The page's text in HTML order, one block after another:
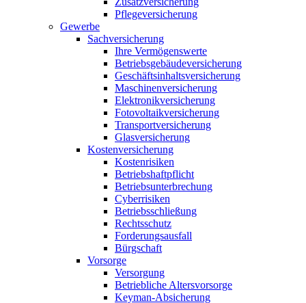
Pflegeversicherung
Gewerbe
Sachversicherung
Ihre Vermögenswerte
Betriebsgebäudeversicherung
Geschäftsinhaltsversicherung
Maschinenversicherung
Elektronikversicherung
Fotovoltaikversicherung
Transportversicherung
Glasversicherung
Kostenversicherung
Kostenrisiken
Betriebshaftpflicht
Betriebsunterbrechung
Cyberrisiken
Betriebsschließung
Rechtsschutz
Forderungsausfall
Bürgschaft
Vorsorge
Versorgung
Betriebliche Altersvorsorge
Keyman-Absicherung